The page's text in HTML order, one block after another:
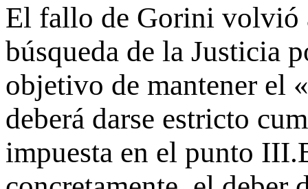
El fallo de Gorini volvió
búsqueda de la Justicia
objetivo de mantener el
deberá darse estricto
impuesta en el punto